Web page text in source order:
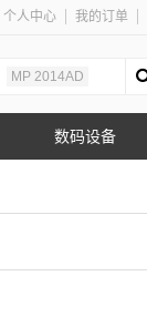
个人中心 我的订单
MP 2014AD
数码设备